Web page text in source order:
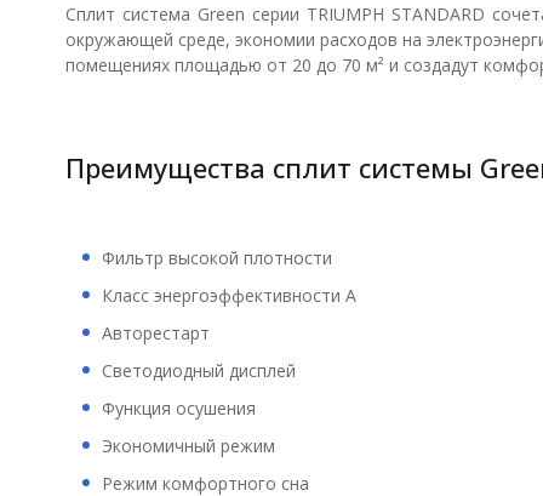
Сплит система Green серии TRIUMPH STANDARD
окружающей среде, экономии расходов на
помещениях площадью от 20 до 70 м² и создадут
Преимущества сплит системы
Фильтр высокой плотности
Класс энергоэффективности А
Авторестарт
Светодиодный дисплей
Функция осушения
Экономичный режим
Режим комфортного сна